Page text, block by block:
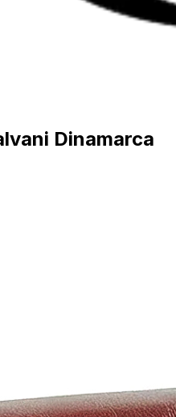
Dinamarca